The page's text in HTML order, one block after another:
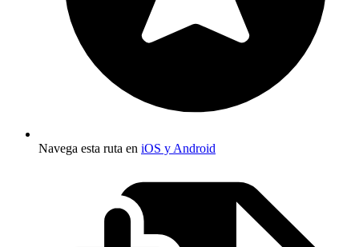
Navega esta ruta en iOS y Android